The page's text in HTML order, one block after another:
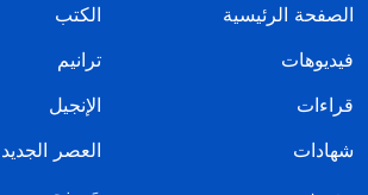
الصفحة الرئيسية
الكتب
فيديوهات
ترانيم
قراءات
الإنجيل
شهادات
العصر الجديد